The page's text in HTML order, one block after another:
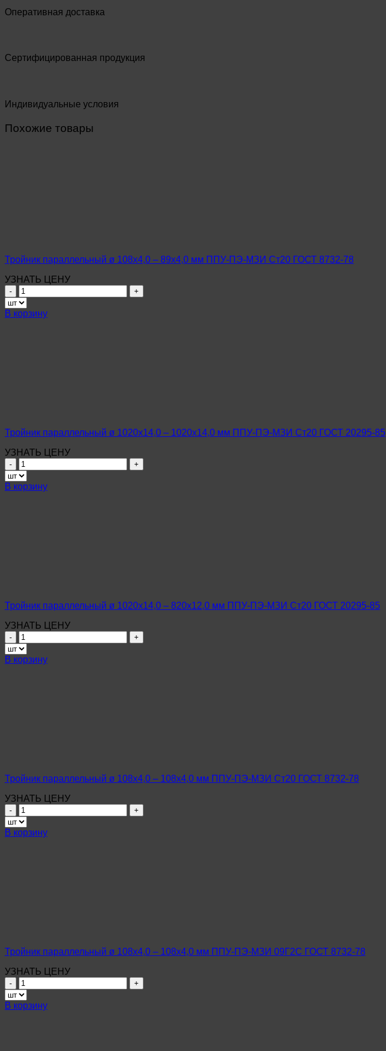
Оперативная доставка
Сертифицированная продукция
Индивидуальные условия
Похожие товары
Тройник параллельный ø 108х4,0 – 89х4,0 мм ППУ-ПЭ-МЗИ Ст20 ГОСТ 8732-78
УЗНАТЬ ЦЕНУ
Количество
товара
Тройник
параллельный
ГОСТ
8732-
78
В корзину
Тройник параллельный ø 1020х14,0 – 1020х14,0 мм ППУ-ПЭ-МЗИ Ст20 ГОСТ 20295-85
УЗНАТЬ ЦЕНУ
Количество
товара
Тройник
параллельный
ГОСТ
20295-
85
В корзину
Тройник параллельный ø 1020х14,0 – 820х12,0 мм ППУ-ПЭ-МЗИ Ст20 ГОСТ 20295-85
УЗНАТЬ ЦЕНУ
Количество
товара
Тройник
параллельный
ГОСТ
20295-
85
В корзину
Тройник параллельный ø 108х4,0 – 108х4,0 мм ППУ-ПЭ-МЗИ Ст20 ГОСТ 8732-78
УЗНАТЬ ЦЕНУ
Количество
товара
Тройник
параллельный
ГОСТ
8732-
78
В корзину
Тройник параллельный ø 108х4,0 – 108х4,0 мм ППУ-ПЭ-МЗИ 09Г2С ГОСТ 8732-78
УЗНАТЬ ЦЕНУ
Количество
товара
Тройник
параллельный
В корзину